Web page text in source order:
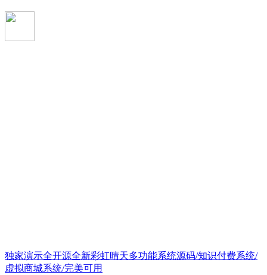
独家演示全开源全新彩虹晴天多功能系统源码/知识付费系统/
虚拟商城系统/完美可用